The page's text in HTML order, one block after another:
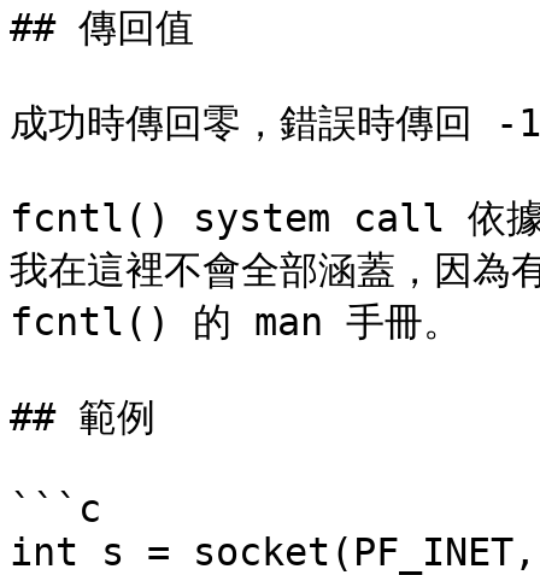
## 傳回值
成功時傳回零，錯誤時傳回
fcntl() system call 依據不
我在這裡不會全部涵蓋，因
fcntl() 的 man 手冊。
## 範例
```c
int s = socket(PF_INET,